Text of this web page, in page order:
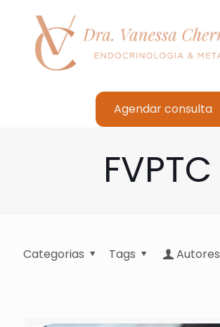
Agendar consulta
FVPTC
Categorias Tags
Autores